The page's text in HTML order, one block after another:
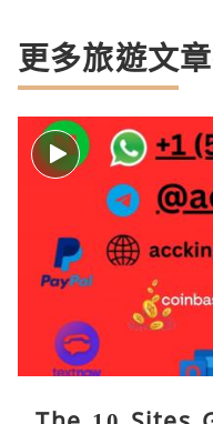
更多旅遊文